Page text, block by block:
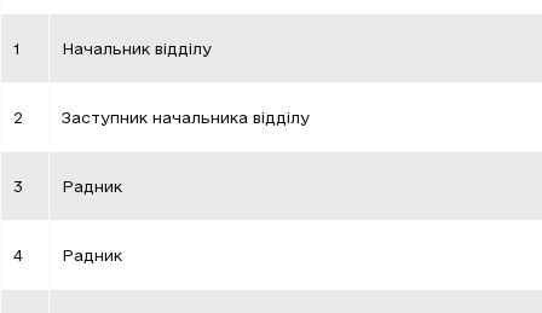
1 Начальник відділу
2 Заступник начальника відділу
3 Радник
4 Радник